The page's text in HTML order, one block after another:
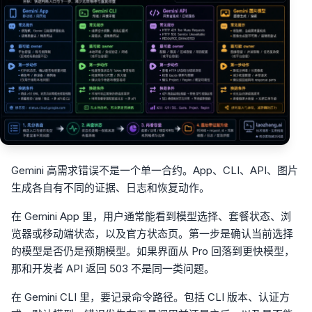
Gemini 高需求错误不是一个单一合约。App、CLI、API、图片
生成各自有不同的证据、日志和恢复动作。
在 Gemini App 里，用户通常能看到模型选择、套餐状态、浏
览器或移动端状态，以及官方状态页。第一步是确认当前选择
的模型是否仍是预期模型。如果界面从 Pro 回落到更快模型，
那和开发者 API 返回 503 不是同一类问题。
在 Gemini CLI 里，要记录命令路径。包括 CLI 版本、认证方